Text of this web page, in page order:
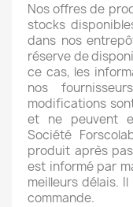
Nos offres de
stocks
dans nos
réserve de
ce cas, les
nos
modifications
et ne peuvent
Société
produit après
est informé par
meilleurs délais.
commande.